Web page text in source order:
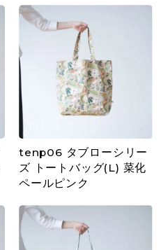
tenp06 タブローシリー
ズ トートバッグ(L) 菜化
ペールピンク